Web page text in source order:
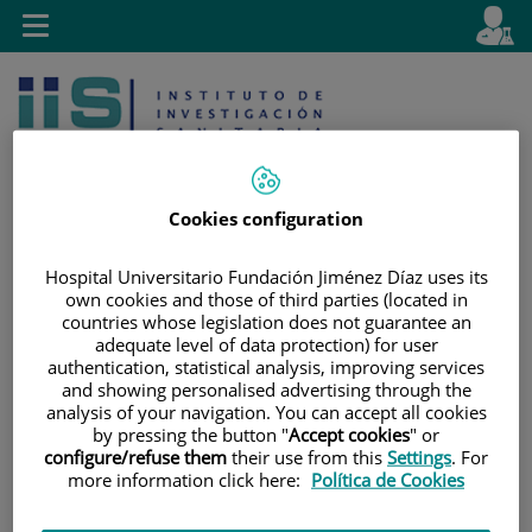
Saltar al contenido
activo
es
Buscar
Toggle
navigation
Cookies configuration
Hospital Universitario Fundación Jiménez Díaz uses its
own cookies and those of third parties (located in
countries whose legislation does not guarantee an
adequate level of data protection) for user
authentication, statistical analysis, improving services
and showing personalised advertising through the
analysis of your navigation. You can accept all cookies
by pressing the button "Accept cookies" or
configure/refuse them their use from this Settings. For
more information click here: Política de Cookies